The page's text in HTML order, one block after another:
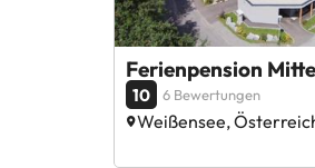
Ferienpension
10 6 Bewertungen
Weißensee,